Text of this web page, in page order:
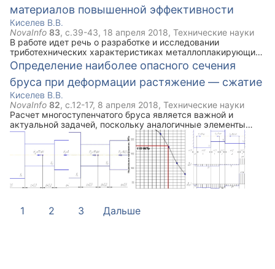
материалов повышенной эффективности
Киселев В.В.
NovaInfo 83, с.39-43, 18 апреля 2018, Технические науки
В работе идет речь о разработке и исследовании
триботехнических характеристиках металлоплакирующих
смазочных материалов для применения в узлах трения
машин и механизмов. Приведены некоторые результаты
проведенных испытаний.
Определение наиболее опасного сечения
бруса при деформации растяжение — сжатие
Киселев В.В.
NovaInfo 82, с.12-17, 8 апреля 2018, Технические науки
Расчет многоступенчатого бруса является важной и
актуальной задачей, поскольку аналогичные элементы
часто встречаются в строительных конструкциях. Умение
быстро определить слабые места таких конструкций
должно способствовать инженеру пожарной безопасности
при проведении инспекций объектов, а также при тушении
пожаров.
1 2 3 Дальше